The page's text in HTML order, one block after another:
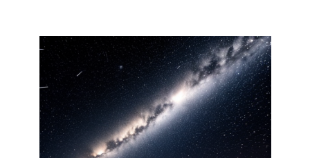
С 18 августа в Ростове в пер.
Доломановском появятся еще
11 новых парковок
07 августа 2026 10:43
В Ростовской области